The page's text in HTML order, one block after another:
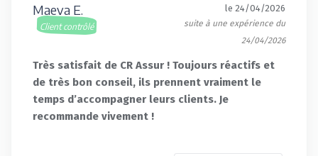
Maeva E.
Client contrôlé
le 24/04/2026
suite à une expérience du
24/04/2026
Très satisfait de CR Assur ! Toujours réactifs et
de très bon conseil, ils prennent vraiment le
temps d’accompagner leurs clients. Je
recommande vivement !